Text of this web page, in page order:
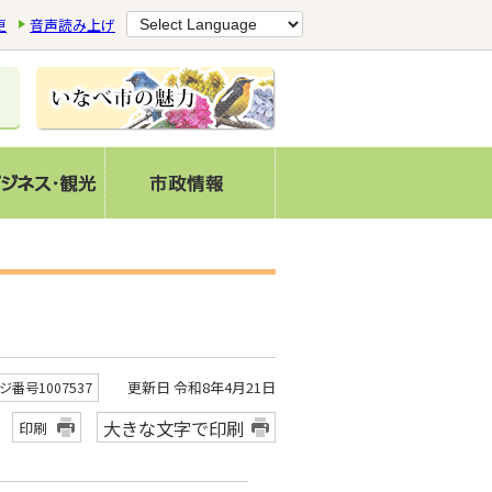
音声読み上げ
番号1007537
更新日 令和8年4月21日
印刷
大きな文字で印刷